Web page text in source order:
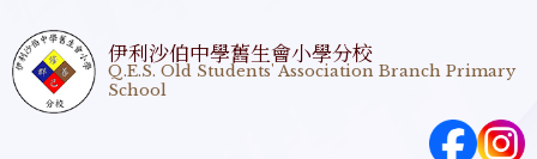
伊利沙伯中學舊生會小學分校
Q.E.S. Old Students' Association Branch Primary
School